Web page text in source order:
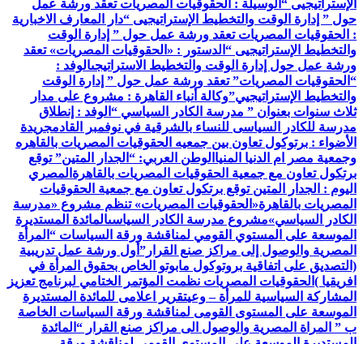
الإستراتيجيى “ الوسيلة : الحقوقيات المصريات تعقد ورشة عمل
حول ” إدارة الوقت والتخطيط الإستراتيجيى “دار المعارف الاخبارية
: الحقوقيات المصريات تعقد ورشة عمل حول ” إدارة الوقت
والتخطيط الإستراتيجيى “ الدستور : «الحقوقيات المصريات» تعقد
ورشة عمل حول إدارة الوقت والتخطيط الاستراتيجىالوفد :
“الحقوقيات المصريات” تعقد ورشة عمل حول ” إدارة الوقت
والتخطيط الإستراتيجيي”وكالة أنباء القاهرة : مشروع على مدار
ثلاث سنوات بعنوان ” مدرسة الكادر السياسي “ الوفد : إنطلاق
مدرسة للكادر السياسى للنساء بالشرقية في نوفمبر القادمجريدة
الأضواء : برتوكول تعاون بين جمعيه الحقوقيات المصريات بالقاهره
وجمعية مصر ام الدنيا المنيا الوطن العربي: “الجدار المتين” توقع
برتكول تعاون مع جمعية الحقوقيات المصريات بالقاهرة المصري
اليوم : الجدار المتين توقع برتكول تعاون مع جمعية الحقوقيات
المصريات بالقاهرة«الحقوقيات المصريات» تنظم مشروع «مدرسة
الكادر السياسي»مشروع مدرسة الكادر السياسىالمائدة المستديرة
الموسعة على المستوي القومي لمناقشة ورقة السياسات “المرأة
المصرية والوصول إلى مراكز صنع القرار” أول ورشة عمل تدريبية
(التصديق على اتفاقية بروتوكول مابوتو الخاص بحقوق المرأة في
افريقيا ) الحقوقيات المصريات نظمت المؤتمر الختامي لبرنامج تعزيز
المشاركة السياسية للمرأة – وعيتقرير اعلامى للمائدة المستديرة
الموسعة على المستوى القومى لمناقشة ورقة السياسات الخاصة
ب ” المراة المصرية والوصول الى مراكز صنع القرار “ المائدة